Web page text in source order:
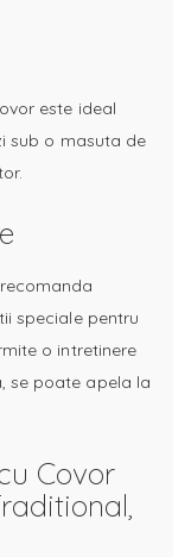
este ideal
sub o masuta de
speciale pentru
o intretinere
se poate apela la
Covor